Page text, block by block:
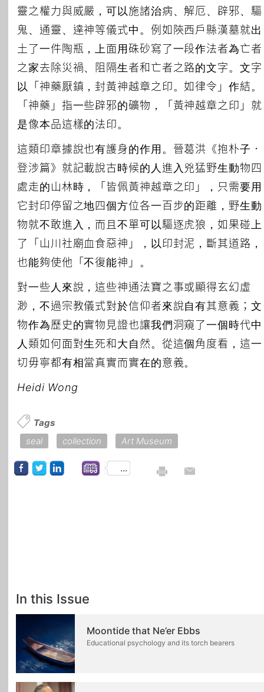
靈之權力與威嚴，可以施諸治病、解厄、辟邪、驅
鬼、通靈、達神等儀式中。例如陝西戶縣漢墓就出
土了一件陶瓶，上面用硃砂寫了一段作法者為亡者
之家去除災禍、阻隔生者和亡者之路的文字。文字
以「神藥厭鎮，封黃神越章之印。如律令」作結。
「神藥」指一些辟邪的礦物，「黃神越章之印」就
是像本品這樣的法印。
這類印章據說也有護身的作用。晉葛洪《抱朴子．
登涉篇》就記載說古時候的人進入兇猛野生動物四
處走的山林時，「皆佩黃神越章之印」，只需要用
它封印停留之地四個方位各一百步的距離，野生動
物就不敢進入，而且不單可以驅逐虎狼，如果碰上
了「山川社廟血食惡神」，以印封泥，斷其道路，
也能夠使他「不復能神」。
對一些人來說，這些神通法寶之事或顯得玄幻虛
渺，不過宗教儀式對於信仰者來說自有其意義；文
物作為歷史的實物見證也讓我們洞窺了一個時代中
人類如何面對生死和大自然。從這個角度看，這一
切毋寧都有相當真實而實在的意義。
Heidi Wong
Tags
seal
collection Art Museum
...
In this Issue
Moontide that Ne’er Ebbs
Educational psychology and its torch bearers